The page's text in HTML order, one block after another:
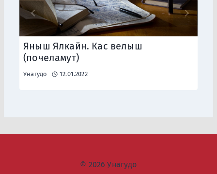
Яныш Ялкайн. Кас велыш
(почеламут)
Унагудо 12.01.2022
© 2026 Унагудо